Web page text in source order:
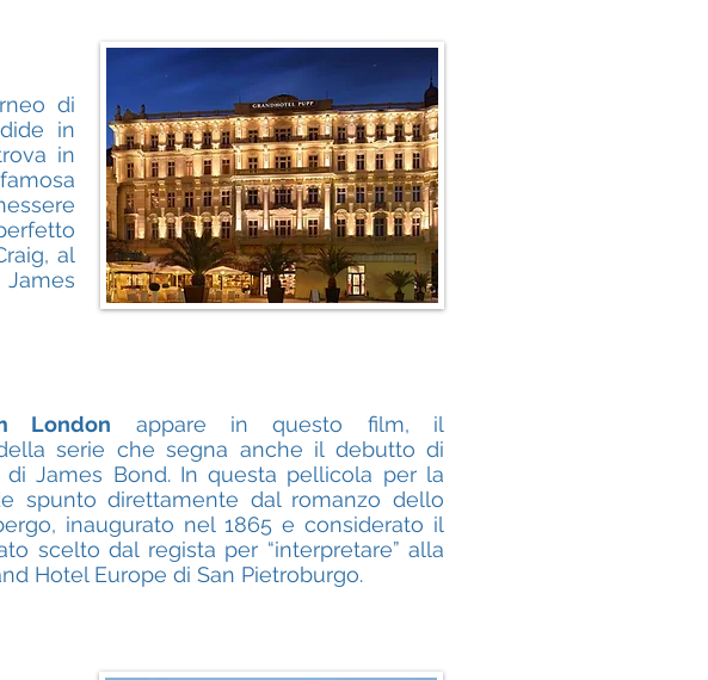
di
in
in
al
London appare in questo film, il
serie che segna anche il debutto di
di James Bond. In questa pellicola per la
spunto direttamente dal romanzo dello
inaugurato nel 1865 e considerato il
scelto dal regista per “interpretare” alla
Hotel Europe di San Pietroburgo.